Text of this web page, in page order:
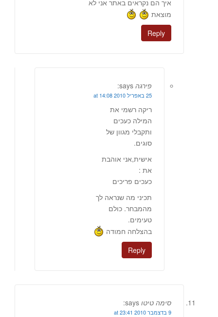
איך הם נקראים באתר אני לא
מוצאת
Reply
פירגה says:
25 באפריל 2010 at 14:08
ריקה רשמי את
המילה כעכים
ותקבלי מגוון של
סוגים.
אישית,אני אוהבת
את :
כעכים פריכים
תכיני מה שנראה לך
מהמבחר. כולם
טעימים.
בהצלחה חמודה
Reply
סימה טיטו says:
9 בדצמבר 2010 at 23:41